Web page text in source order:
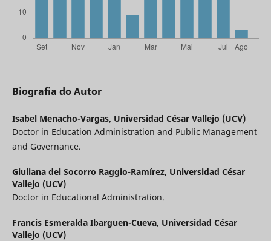
Biografia do Autor
Isabel Menacho-Vargas, Universidad César Vallejo (UCV)
Doctor in Education Administration and Public Management
and Governance.
Giuliana del Socorro Raggio-Ramírez, Universidad César
Vallejo (UCV)
Doctor in Educational Administration.
Francis Esmeralda Ibarguen-Cueva, Universidad César
Vallejo (UCV)